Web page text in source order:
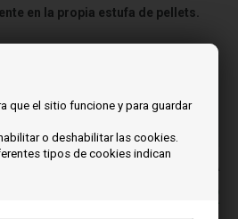
que el sitio funcione y para guardar
o deshabilitar las cookies.
tipos de cookies indican
en la propia estufa de pellets.
antes de las 3 p.m.
19 19
PLos precios incluyen el IVA
EUR